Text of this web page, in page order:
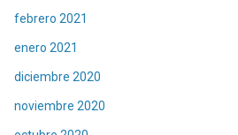
febrero 2021
enero 2021
diciembre 2020
noviembre 2020